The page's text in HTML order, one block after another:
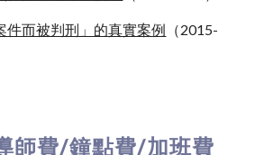
件而被判刑」的真實案例 （2015-
師費/鐘點費/加班費